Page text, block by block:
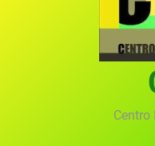
Gala 2024 en el
Textos
Francisco Nieva
convocado por el
Gala anual virtual del
Centro